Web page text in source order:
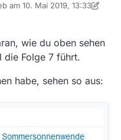
ein Special. Von daher
Folgen durchaus.
am 10. Mai 2019, 13:33
editiert von iks-jott5. Okt.
wie du oben sehen
die Folge 7 führt.
habe, sehen so aus: